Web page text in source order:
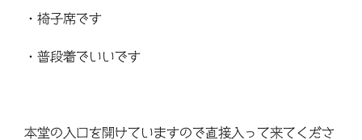
・椅子席です
・普段着でいいです
本堂の入口を開けていますので直接入って来てくださ